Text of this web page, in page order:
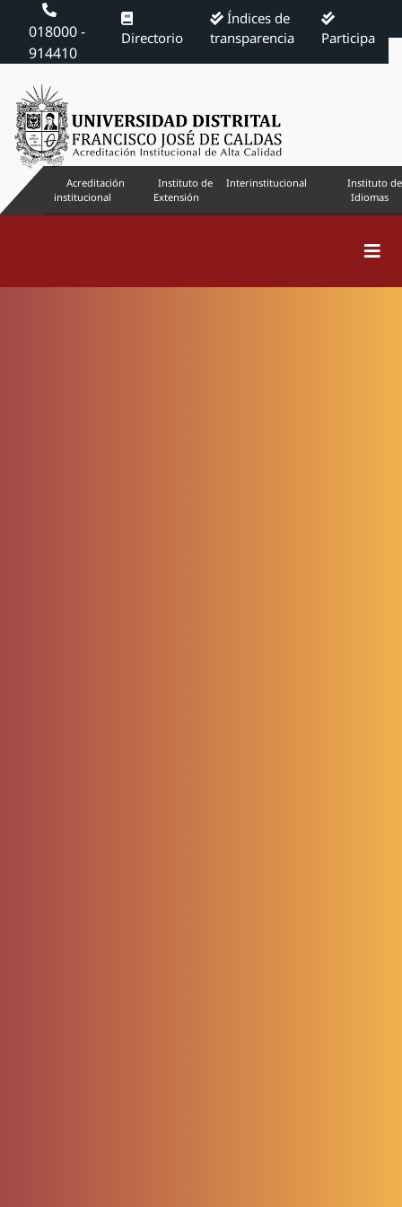
018000 -
914410
Directorio
Índices de
transparencia
Participa
Acreditación
institucional
Instituto de
Extensión
Interinstitucional
Instituto de
Idiomas